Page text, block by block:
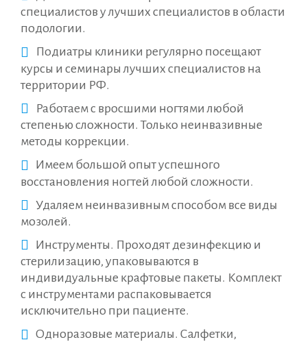
специалистов у лучших специалистов в области
подологии.
Подиатры клиники регулярно посещают
курсы и семинары лучших специалистов на
территории РФ.
Работаем с вросшими ногтями любой
степенью сложности. Только неинвазивные
методы коррекции.
Имеем большой опыт успешного
восстановления ногтей любой сложности.
Удаляем неинвазивным способом все виды
мозолей.
Инструменты. Проходят дезинфекцию и
стерилизацию, упаковываются в
индивидуальные крафтовые пакеты. Комплект
с инструментами распаковывается
исключительно при пациенте.
Одноразовые материалы. Салфетки,